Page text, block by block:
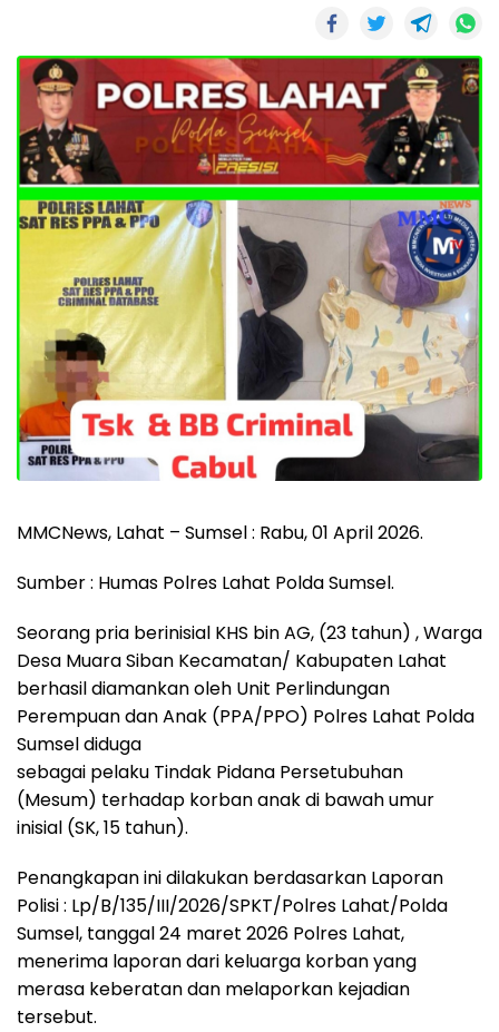
MMCNews, Lahat – Sumsel : Rabu, 01 April 2026.
Sumber : Humas Polres Lahat Polda Sumsel.
Seorang pria berinisial KHS bin AG, (23 tahun) , Warga
Desa Muara Siban Kecamatan/ Kabupaten Lahat
berhasil diamankan oleh Unit Perlindungan
Perempuan dan Anak (PPA/PPO) Polres Lahat Polda
Sumsel diduga
sebagai pelaku Tindak Pidana Persetubuhan
(Mesum) terhadap korban anak di bawah umur
inisial (SK, 15 tahun).
Penangkapan ini dilakukan berdasarkan Laporan
Polisi : Lp/B/135/III/2026/SPKT/Polres Lahat/Polda
Sumsel, tanggal 24 maret 2026 Polres Lahat,
menerima laporan dari keluarga korban yang
merasa keberatan dan melaporkan kejadian
tersebut.